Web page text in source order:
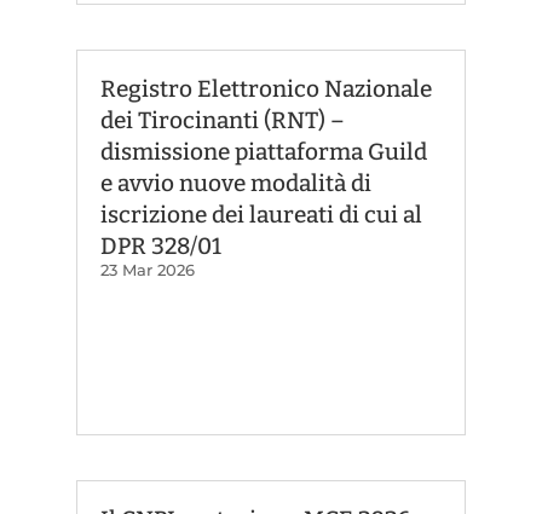
Registro Elettronico Nazionale
dei Tirocinanti (RNT) –
dismissione piattaforma Guild
e avvio nuove modalità di
iscrizione dei laureati di cui al
DPR 328/01
23 Mar 2026